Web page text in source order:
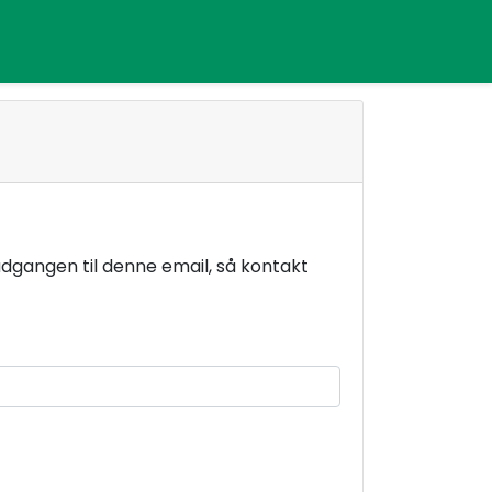
til denne email, så kontakt